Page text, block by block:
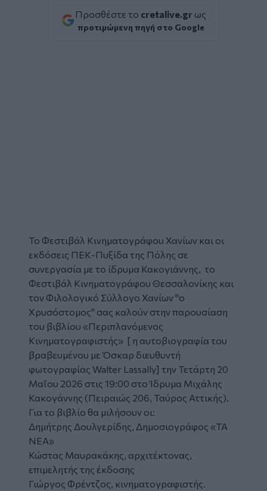
Προσθέστε το cretalive.gr ως
προτιμώμενη πηγή στο Google
Το Φεστιβάλ Κινηματογράφου Χανίων και οι
εκδόσεις ΠΕΚ-Πυξίδα της Πόλης σε
συνεργασία με το ίδρυμα Κακογιάννης, το
Φεστιβάλ Κινηματογράφου Θεσσαλονίκης και
τον Φιλολογικό Σύλλογο Χανίων "ο
Χρυσόστομος" σας καλούν στην παρουσίαση
του βιβλίου «Περιπλανόμενος
Κινηματογραφιστής» [ η αυτοβιογραφία του
βραβευμένου με Όσκαρ διευθυντή
φωτογραφίας Walter Lassally] την Τετάρτη 20
Μαΐου 2026 στις 19:00 στο Ίδρυμα Μιχάλης
Κακογάννης (Πειραιώς 206, Ταύρος Αττικής).
Για το βιβλίο θα μιλήσουν οι:
Δημήτρης Δουλγερίδης, Δημοσιογράφος «ΤΑ
ΝΕΑ»
Κώστας Μαυρακάκης, αρχιτέκτονας,
επιμελητής της έκδοσης
Γιώργος Φρέντζος, κινηματογραφιστής.